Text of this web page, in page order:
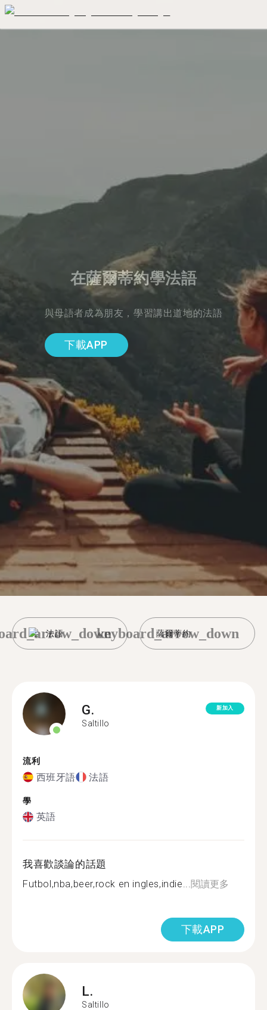
在薩爾蒂約學法語
與母語者成為朋友，學習講出道地的法語
下載APP
法語 薩爾蒂約
keyboard_arrow_down
G.
Saltillo
新加入
流利
西班牙語 法語
學
英語
我喜歡談論的話題
Futbol,nba,beer,rock en ingles,indie...閱讀更多
下載APP
L.
Saltillo